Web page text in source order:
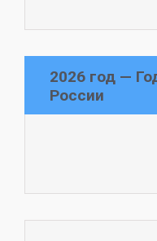
2026 год —
России